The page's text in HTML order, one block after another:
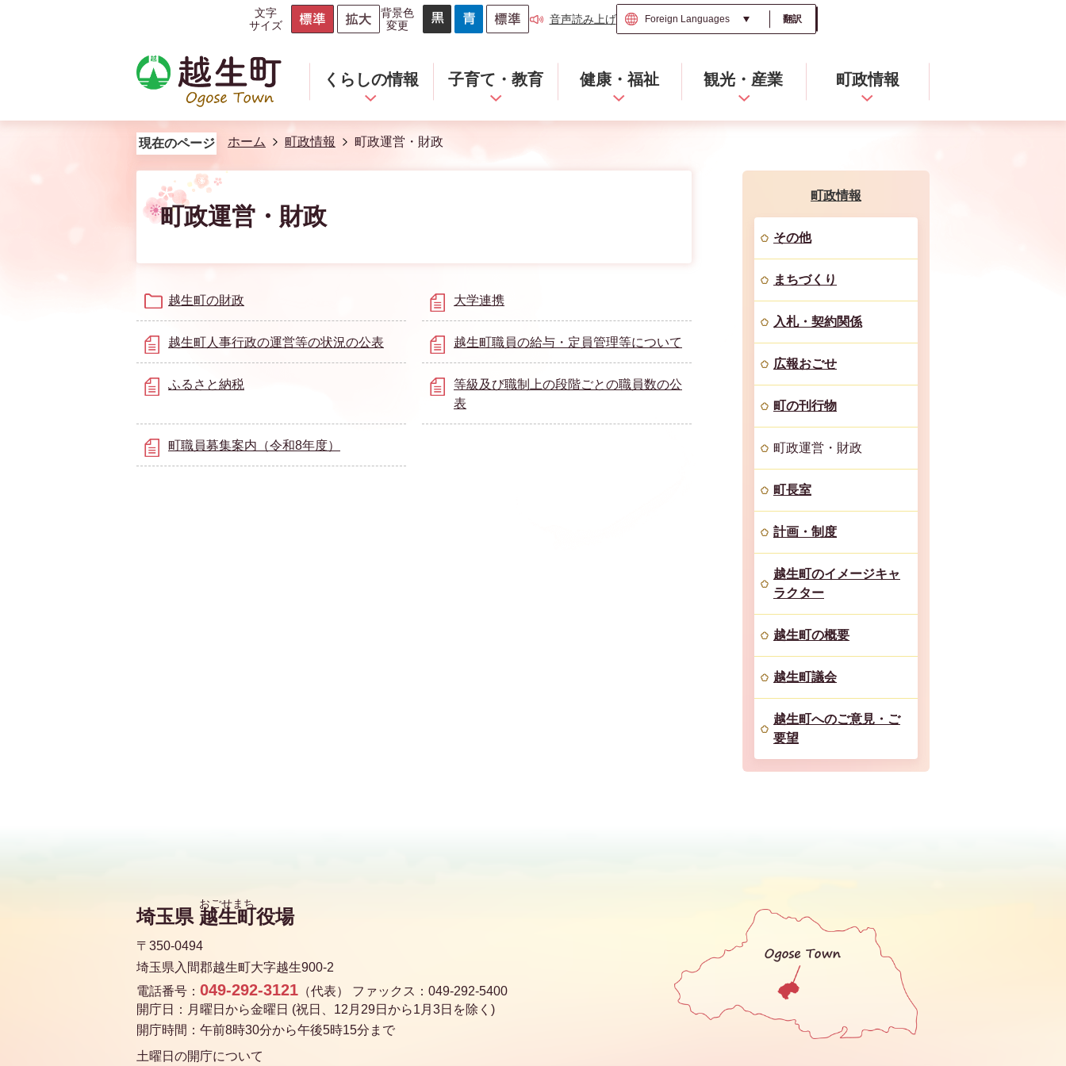
文字
サイズ
背景色
変更
音声読み上げ 翻訳
くらしの情報 子育て・教育 健康・福祉 観光・産業 町政情報
現在のページ ホーム 町政情報 町政運営・財政
町政運営・財政
越生町の財政 大学連携
越生町人事行政の運営等の状況の公表 越生町職員の給与・定員管理等について
ふるさと納税
等級及び職制上の段階ごとの職員数の公
表
町職員募集案内（令和8年度）
町政情報
その他
まちづくり
入札・契約関係
広報おごせ
町の刊行物
町政運営・財政
町長室
計画・制度
越生町のイメージキャ
ラクター
越生町の概要
越生町議会
越生町へのご意見・ご
要望
埼玉県 越生町役場
〒350-0494
埼玉県入間郡越生町大字越生900-2
電話番号： 049-292-3121 （代表） ファックス：049-292-5400
開庁日：月曜日から金曜日 (祝日、12月29日から1月3日を除く)
開庁時間：午前8時30分から午後5時15分まで
土曜日の開庁について